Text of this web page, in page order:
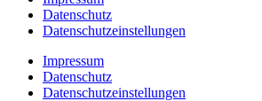
Datenschutz
Datenschutzeinstellungen
Impressum
Datenschutz
Datenschutzeinstellungen